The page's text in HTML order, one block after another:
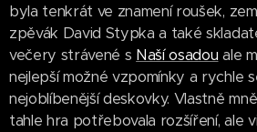
byla tenkrát ve znamení roušek,
zpěvák David Stypka a také
večery strávené s Naší osadou ale
nejlepší možné vzpomínky a rychle
nejoblíbenější deskovky. Vlastně
tahle hra potřebovala rozšíření, ale